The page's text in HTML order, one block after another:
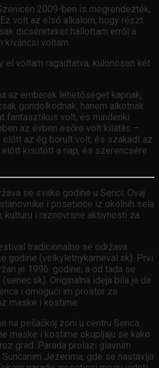
2009-ben is megrendezték,
volt az első alkalom, hogy részt
dicséreteket hallottam erről a
kíváncsi voltam.
el voltam ragadtatva, különösen két
az emberek lehetőséget kapnak,
gondolkodnak, hanem alkotnak
fantasztikus volt, és mindenki
az évben esőre volt kilátás –
előtt az ég borult volt, és szakadt az
kisütött a nap, és szerencsére
se svake godine u Senci. Ovaj
i posetioce iz okolnih sela
kulturu i raznovrsne aktivnosti za
tradicionalno se održava
godine (velkyletnykarneval.sk). Prvi
je 1996. godine, a od tada se
Originalna ideja bila je da
i omogući im prostor za
maske i kostime.
na pešačkoj zoni u centru Senca.
maske i kostime okupljaju se kako
grad. Parada prolazi glavnim
Jezerima, gde se nastavlja